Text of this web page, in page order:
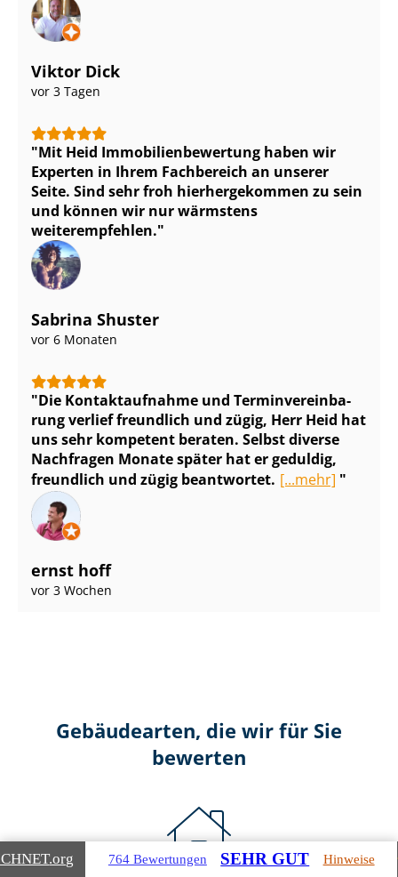
Viktor Dick
vor 3 Tagen
Mit Heid Im­mo­bi­li­en­be­wer­tung haben wir
Experten in Ihrem Fachbereich an unserer
Seite. Sind sehr froh hierhergekommen zu sein
und können wir nur wärmstens
weiterempfehlen.
Sabrina Shuster
vor 6 Monaten
Die Kontaktaufnahme und Ter­min­ver­ein­ba­
rung verlief freundlich und zügig, Herr Heid hat
uns sehr kompetent beraten. Selbst diverse
Nachfragen Monate später hat er geduldig,
freundlich und zügig beantwortet. [...mehr]
ernst hoff
vor 3 Wochen
Gebäudearten, die wir für Sie
bewerten
.org 764 Bewertungen SEHR GUT Hinweise